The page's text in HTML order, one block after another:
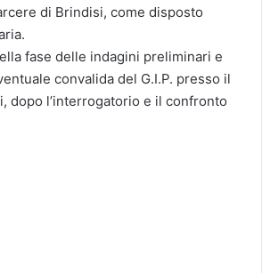
di Brindisi, come disposto
fase delle indagini preliminari e
convalida del G.I.P. presso il
dopo l’interrogatorio e il confronto